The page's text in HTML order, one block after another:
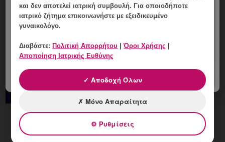
Έλεγχος Ζωτικών Σημείων πριν τη
Θεραπεία: Πότε Είναι Απαραίτητος;
και δεν αποτελεί ιατρική συμβουλή. Για οποιοδήποτε
ιατρικό ζήτημα επικοινωνήστε με εξειδικευμένο
γυναικολόγο.
Διαβάστε: Πολιτική Απορρήτου |Όροι Χρήσης
Αποποίηση Ιατρικής Ευθύνης
✓ Αποδοχή Όλων
✗ Μόνο Απαραίτητα
⚙ Ρυθμίσεις